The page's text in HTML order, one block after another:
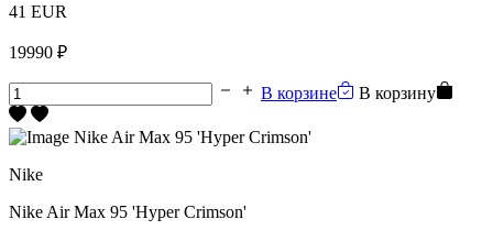
41 EUR
19990 ₽
В корзине В корзину
Nike
Nike Air Max 95 'Hyper Crimson'